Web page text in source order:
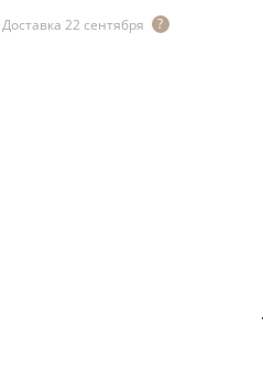
Доставка 22 сентября